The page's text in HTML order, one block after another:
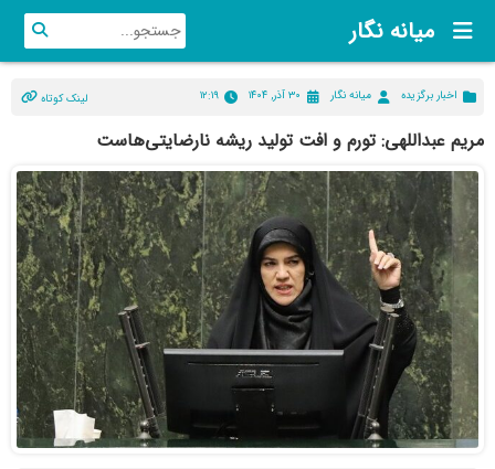
میانه نگار
اخبار برگزیده میانه نگار ۳۰ آذر, ۱۴۰۴ ۱۲:۱۹ لینک کوتاه
مریم عبداللهی: تورم و افت تولید ریشه نارضایتی‌هاست